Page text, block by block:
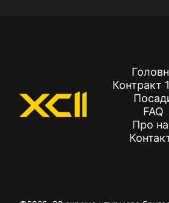
Контракт
FAQ
Про